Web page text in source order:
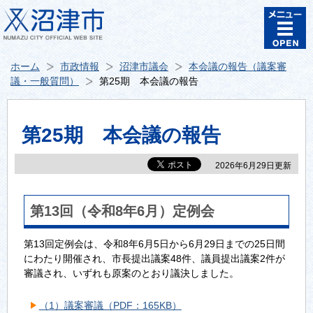
ホーム 市政情報 沼津市議会
本会議の報告（議案審
議・一般質問）
第25期 本会議の報告
第25期 本会議の報告
2026年6月29日更新
第13回（令和8年6月）定例会
第13回定例会は、令和8年6月5日から6月29日までの25日間
にわたり開催され、市長提出議案48件、議員提出議案2件が
審議され、いずれも原案のとおり議決しました。
（1）議案審議（PDF：165KB）